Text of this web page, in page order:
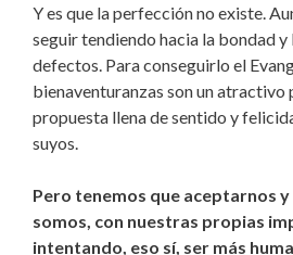
Y es que la perfección no existe.
seguir tendiendo hacia la bondad y
defectos. Para conseguirlo el
bienaventuranzas son un atractivo
propuesta llena de sentido y
suyos.
Pero tenemos que aceptarnos
somos, con nuestras propias
intentando, eso sí, ser más